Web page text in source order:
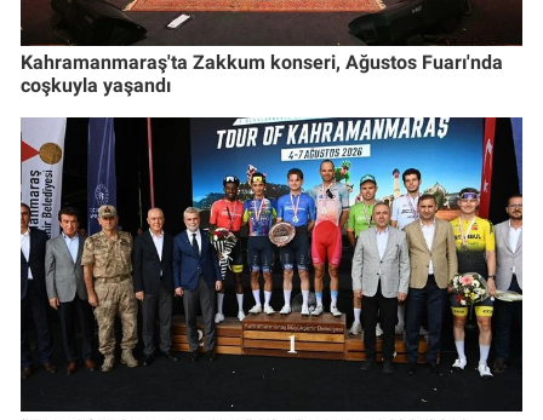
Kahramanmaraş'ta Zakkum konseri, Ağustos Fuarı'nda
coşkuyla yaşandı